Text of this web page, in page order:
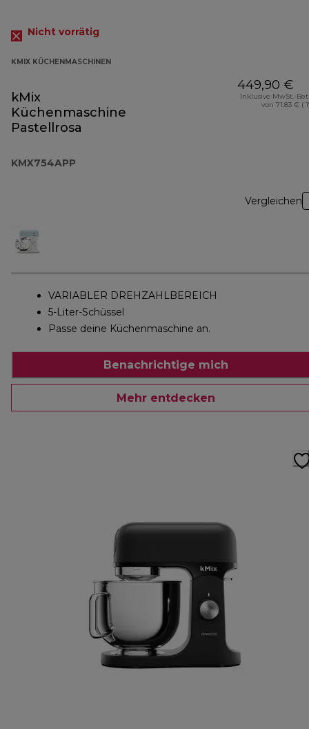
Nicht vorrätig
KMIX KÜCHENMASCHINEN
kMix
Küchenmaschine
Pastellrosa
KMX754APP
449,90 €
Inklusive MwSt.-
von 71,83 € (
Vergleichen
VARIABLER DREHZAHLBEREICH
5-Liter-Schüssel
Passe deine Küchenmaschine an.
Benachrichtige mich
Mehr entdecken